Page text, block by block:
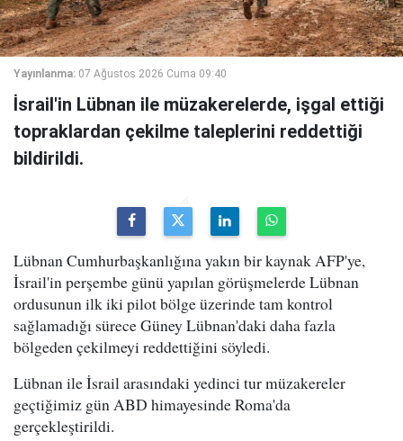
Yayınlanma: 07 Ağustos 2026 Cuma 09:40
İsrail'in Lübnan ile müzakerelerde, işgal ettiği
topraklardan çekilme taleplerini reddettiği
bildirildi.
Lübnan Cumhurbaşkanlığına yakın bir kaynak AFP'ye,
İsrail'in perşembe günü yapılan görüşmelerde Lübnan
ordusunun ilk iki pilot bölge üzerinde tam kontrol
sağlamadığı sürece Güney Lübnan'daki daha fazla
bölgeden çekilmeyi reddettiğini söyledi.
Lübnan ile İsrail arasındaki yedinci tur müzakereler
geçtiğimiz gün ABD himayesinde Roma'da
gerçekleştirildi.